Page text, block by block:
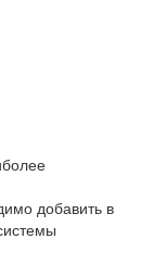
добавить в